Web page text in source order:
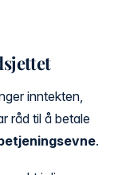
inntekten,
råd til å betale
.